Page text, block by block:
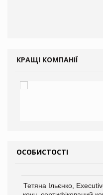
КРАЩІ КОМПАНІЇ
ОСОБИСТОСТІ
Тетяна Ільєнко,